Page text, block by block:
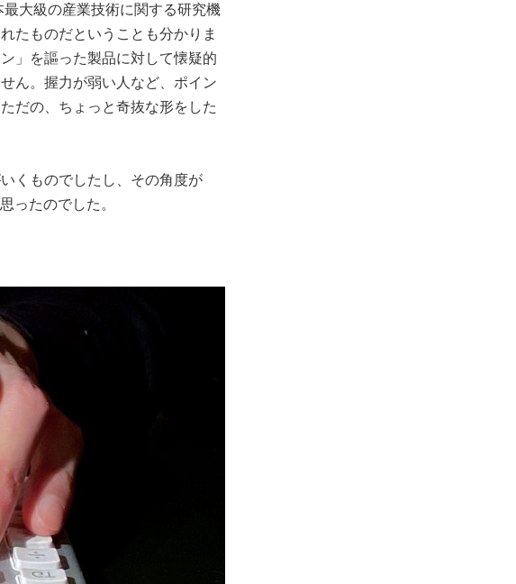
大級の産業技術に関する研究機
たものだということも分かりま
」を謳った製品に対して懐疑的
ん。握力が弱い人など、ポイン
だの、ちょっと奇抜な形をした
くものでしたし、その角度が
ったのでした。